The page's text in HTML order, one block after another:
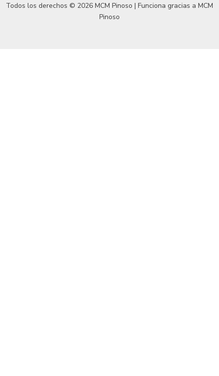
Todos los derechos © 2026 MCM Pinoso | Funciona gracias a MCM
Pinoso